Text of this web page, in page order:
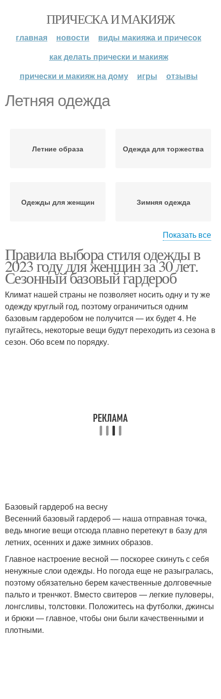
ПРИЧЕСКА И МАКИЯЖ
главная новости
виды макияжа и причесок
как делать прически и макияж
прически и макияж на дому
игры отзывы
Летняя одежда
Летние образа Одежда для торжества
Одежды для женщин Зимняя одежда
Одежда для женщин Стильная одежда
Женская одежда Летний женщина
Показать все
Правила выбора стиля одежды в
2023 году для женщин за 30 лет.
Сезонный базовый гардероб
Климат нашей страны не позволяет носить одну и ту же
одежду круглый год, поэтому ограничиться одним
базовым гардеробом не получится — их будет 4. Не
пугайтесь, некоторые вещи будут переходить из сезона в
сезон. Обо всем по порядку.
Базовый гардероб на весну
Весенний базовый гардероб — наша отправная точка,
ведь многие вещи отсюда плавно перетекут в базу для
летних, осенних и даже зимних образов.
Главное настроение весной — поскорее скинуть с себя
ненужные слои одежды. Но погода еще не разыгралась,
поэтому обязательно берем качественные долговечные
пальто и тренчкот. Вместо свитеров — легкие пуловеры,
лонгсливы, толстовки. Положитесь на футболки, джинсы
и брюки — главное, чтобы они были качественными и
плотными.